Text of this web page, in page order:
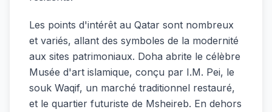
Les points d'intérêt au Qatar sont nombreux
et variés, allant des symboles de la modernité
aux sites patrimoniaux. Doha abrite le célèbre
Musée d'art islamique, conçu par I.M. Pei, le
souk Waqif, un marché traditionnel restauré,
et le quartier futuriste de Msheireb. En dehors